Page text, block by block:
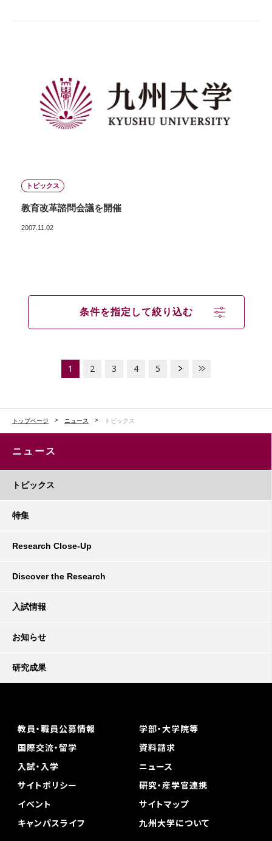
トピックス
教育改革諮問会議を開催
2007.11.02
条件を指定して絞り込む
1 2 3 4 5
トップページ ニュース トピックス
ニュース
トピックス
特集
Research Close-Up
Discover the Research
入試情報
お知らせ
研究成果
教員・職員公募情報
学部・大学院等
国際交流・留学
資料請求
入試・入学
ニュース
サイトポリシー
研究・産学官連携
イベント
サイトマップ
キャンパスライフ
九州大学について